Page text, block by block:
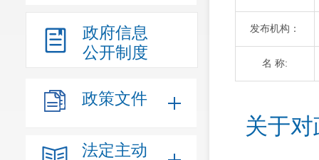
政府信息
公开制度
政策文件
法定主动
发布机构：
名 称:
关于